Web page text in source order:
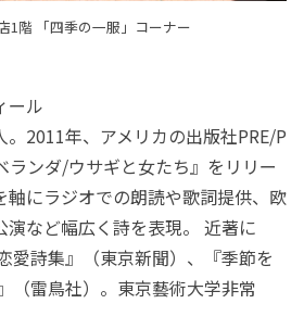
1階 「四季の一服」コーナー
ール
2011年、アメリカの出版社PRE/P
ランダ/ウサギと女たち』をリリー
軸にラジオでの朗読や歌詞提供、欧
など幅広く詩を表現。 近著に
愛詩集』（東京新聞）、『季節を
（雷鳥社）。東京藝術大学非常